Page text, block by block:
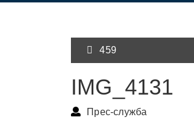
459
IMG_4131
Прес-служба